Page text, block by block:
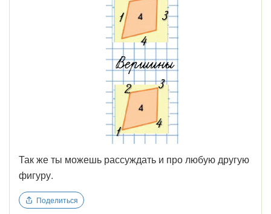
Так же ты можешь рассуждать и про любую другую
фигуру.
Поделиться